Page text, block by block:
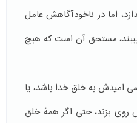
اما در ناخودآگاهش عامل
ببیند، مستحق آن است که هیچ
امیدش به خلق خدا باشد، یا
بزند، حتی اگر همهٔ خلق